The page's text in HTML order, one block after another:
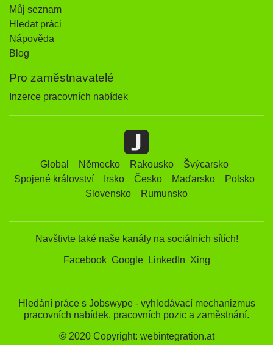
Můj seznam
Hledat práci
Nápověda
Blog
Pro zaměstnavatelé
Inzerce pracovních nabídek
Global Německo Rakousko
Švýcarsko
Spojené království
Irsko Česko Maďarsko
Polsko
Slovensko
Rumunsko
Navštivte také naše kanály na sociálních sítích!
Facebook Google LinkedIn Xing
Hledání práce s Jobswype - vyhledávací mechanizmus
pracovních nabídek, pracovních pozic a zaměstnání.
© 2020 Copyright: webintegration.at